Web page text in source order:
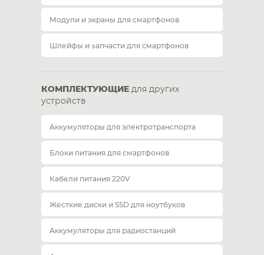
Модули и экраны для смартфонов
Шлейфы и запчасти для смартфонов
КОМПЛЕКТУЮЩИЕ для других
устройств
Аккумуляторы для электротранспорта
Блоки питания для смартфонов
Кабели питания 220V
Жесткие диски и SSD для ноутбуков
Аккумуляторы для радиостанций